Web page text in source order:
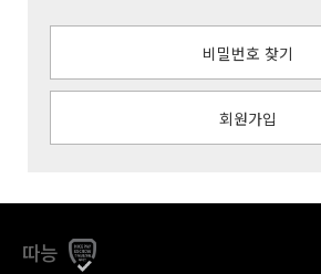
비밀번호 찾기
회원가입
따능